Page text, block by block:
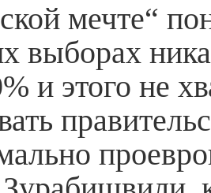
мечте“
выборах
и этого не